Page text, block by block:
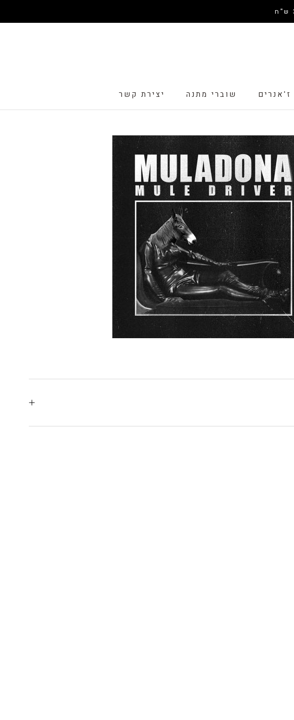
ז'אנרים
שוברי מתנה
יצירת קשר